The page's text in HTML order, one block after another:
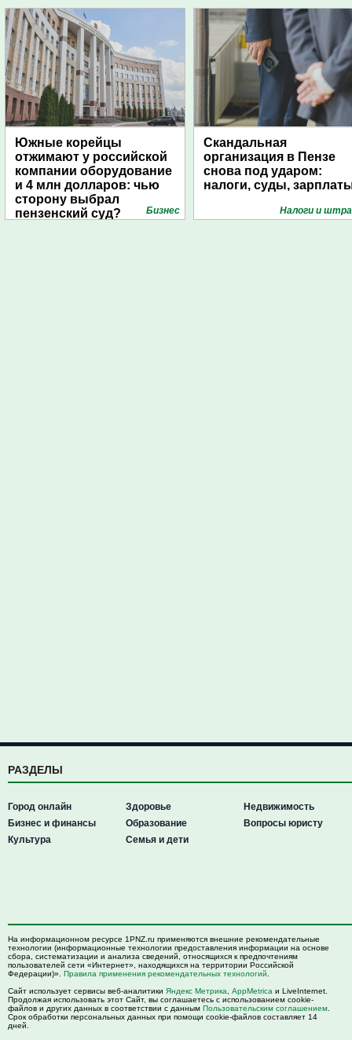
Южные корейцы
отжимают у российской
компании оборудование
и 4 млн долларов: чью
сторону выбрал
пензенский суд?
Бизнес
Скандальная
организация в Пензе
снова под ударом:
налоги, суды,
Налоги и
РАЗДЕЛЫ
Город онлайн
Бизнес и финансы
Культура
Здоровье
Образование
Семья и дети
Недвижимость
Вопросы юристу
На информационном ресурсе 1PNZ.ru применяются внешние рекомендательные
технологии (информационные технологии предоставления информации на основе
сбора, систематизации и анализа сведений, относящихся к предпочтениям
пользователей сети «Интернет», находящихся на территории Российской
Федерации)». Правила применения рекомендательных технологий
Сайт использует сервисы веб-аналитики Яндекс Метрика AppMetrica и LiveInternet.
Продолжая использовать этот Сайт, вы соглашаетесь с использованием cookie-
файлов и других данных в соответствии с данным Пользовательским соглашением
Срок обработки персональных данных при помощи cookie-файлов составляет 14
дней.